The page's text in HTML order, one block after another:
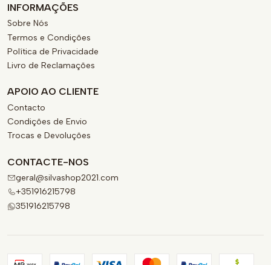
INFORMAÇÕES
Sobre Nós
Termos e Condições
Política de Privacidade
Livro de Reclamações
APOIO AO CLIENTE
Contacto
Condições de Envio
Trocas e Devoluções
CONTACTE-NOS
geral@silvashop2021.com
+351916215798
351916215798